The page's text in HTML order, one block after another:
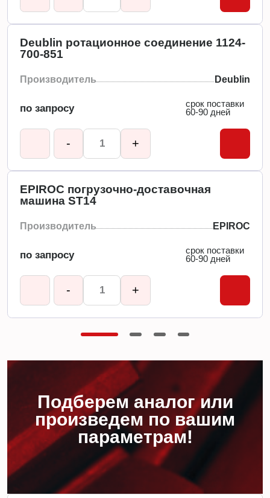
Deublin ротационное соединение 1124-
700-851
Производитель Deublin
по запросу
срок поставки
60-90 дней
- +
EPIROC погрузочно-доставочная
машина ST14
Производитель EPIROC
по запросу
срок поставки
60-90 дней
- +
Подберем аналог или
произведем по вашим
параметрам!